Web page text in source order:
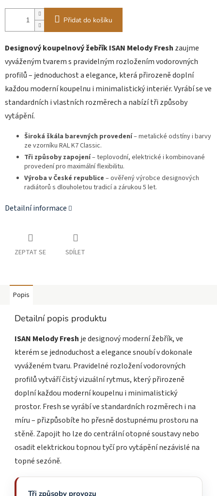
Přidat do košíku
Designový koupelnový žebřík ISAN Melody Fresh zaujme
vyváženým tvarem s pravidelným rozložením vodorovných
profilů – jednoduchost a elegance, která přirozeně doplní
každou moderní koupelnu i minimalistický interiér. Vyrábí se ve
standardních i vlastních rozměrech a nabízí tři způsoby
vytápění.
Široká škála barevných provedení– metalické odstíny i barvy
ze vzorníku RAL K7 Classic.
Tři způsoby zapojení– teplovodní, elektrické i kombinované
provedení pro maximální flexibilitu.
Výroba v České republice – ověřený výrobce designových
radiátorů s dlouholetou tradicí a zárukou 5 let.
Detailní informace
ZEPTAT SE SDÍLET
Popis
Detailní popis produktu
ISAN Melody Fresh je designový moderní žebřík, ve
kterém se jednoduchost a elegance snoubí v dokonale
vyváženém tvaru. Pravidelné rozložení vodorovných
profilů vytváří čistý vizuální rytmus, který přirozeně
doplní každou moderní koupelnu i minimalistický
prostor. Fresh se vyrábí ve standardních rozměrech i na
míru – přizpůsobíte ho přesně dostupnému prostoru na
stěně. Zapojit ho lze do centrální otopné soustavy nebo
osadit elektrickou topnou tyčí pro vytápění nezávislé na
topné sezóně.
Tři způsoby provozu